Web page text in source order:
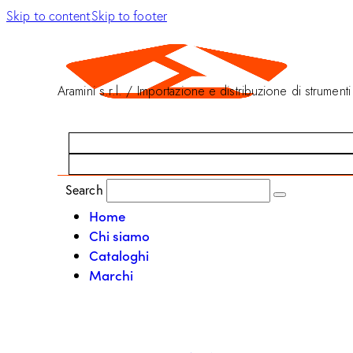
Skip to contentSkip to footer
Aramini s.r.l. / Importazione e distribuzione di strumenti
Search
Home
Chi siamo
Cataloghi
Marchi